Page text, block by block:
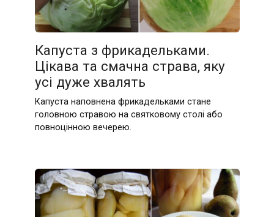
Капуста з фрикадельками.
Цікава та смачна страва, яку
усі дуже хвалять
Капуста наповнена фрикадельками стане
головною стравою на святковому столі або
повноцінною вечерею.